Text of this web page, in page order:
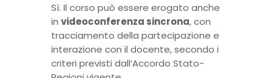
Sì. Il corso può essere erogato anche
in videoconferenza sincrona, con
tracciamento della partecipazione e
interazione con il docente, secondo i
criteri previsti dall’Accordo Stato-